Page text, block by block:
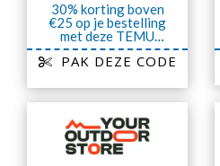
30% korting boven
€25 op je bestelling
met deze TEMU
kortingscode
PAK DEZE CODE